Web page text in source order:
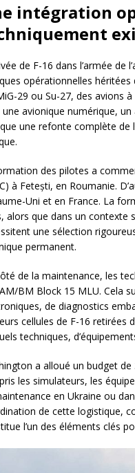
intégration
de F-16 dans l’armée
opérationnelles héritées
29 ou Su-27, des avions
une avionique numérique,
une refonte complète de
des pilotes a
à Fetești, en Roumanie.
Uni et en France. La
alors que dans un contexte
une sélection
permanent.
de la maintenance, les
BM Block 15 MLU. Cela
de diagnostics
cellules de F-16 retirées
techniques,
a alloué un budget
les simulateurs, les
en Ukraine ou
de cette logistique,
l’un des éléments clés